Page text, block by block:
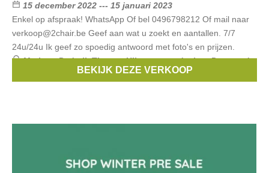
15 december 2022 --- 15 januari 2023
Enkel op afspraak! WhatsApp Of bel 0496798212 Of mail naar
verkoop@2chair.be Geef aan wat u zoekt en aantallen. 7/7
24u/24u Ik geef zo spoedig antwoord met foto's en prijzen.
Merken:Pedrali,Thonet,Hilma,toton design,Pagwood
BEKIJK DEZE VERKOOP